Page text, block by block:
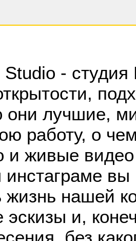
Studio -
они лучшие,
работу, о
и живые
инстаграме
жизнь нашей
эскизы и,